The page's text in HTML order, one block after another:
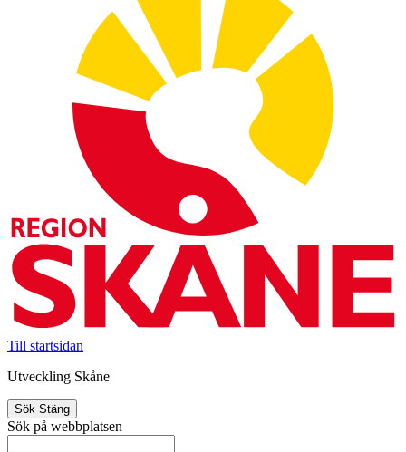
Till startsidan
Utveckling Skåne
Sök Stäng
Sök på webbplatsen